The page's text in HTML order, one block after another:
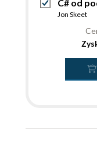
C# od
Jon Skeet